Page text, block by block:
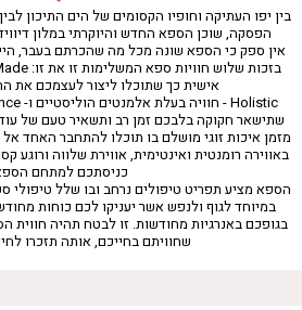
עיסוי תאילנדי
שיאצו
בין יפו העתיקה וחופיו הקסומים של הים התיכון
הפסקה, שוכן הספא החדש והיוקרתי במלון
אין ספק כי הספא שונה מכל מה שהכרתם בעבר,
אישית כך שתוכלו ליצור לעצמכם את
שתישאר חקוקה בלבכם זמן רב ותשאיר טעם של
מזמן איכות זוגי מושלם בו תוכלו להתחבר האחד
באווירה רומנטית ואינטימית, אווירת שלווה
כניסתכם למתחם
הספא מציע תפריט טיפולים נרחב ובו שלל טיפולי
במיוחד לגוף ולנפש אשר יעניקו לכם כוחות
בגופכם באנרגיות מחודשות. זו לבטח תהיה חווית
שחוויתם בחייכם, אותה תזכרו